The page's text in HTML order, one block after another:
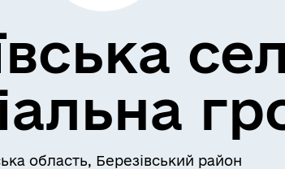
область, Березівський район